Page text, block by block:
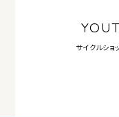
サイクルショ